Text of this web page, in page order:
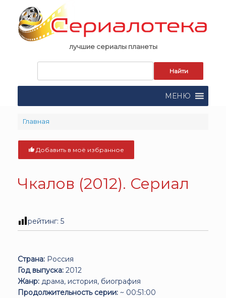
content
лучшие сериалы планеты
поиска:
МЕНЮ
Главная
Добавить в моё избранное
Чкалов (2012). Сериал
рейтинг: 5
Страна: Россия
Год выпуска: 2012
Жанр: драма, история, биография
Продолжительность серии: ~ 00:51:00